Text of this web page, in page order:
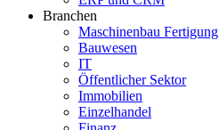
Branchen
Maschinenbau Fertigung
Bauwesen
IT
Öffentlicher Sektor
Immobilien
Einzelhandel